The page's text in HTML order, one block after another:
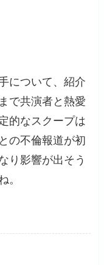
について、紹介
で共演者と熱愛
的なスクープは
の不倫報道が初
り影響が出そう
。